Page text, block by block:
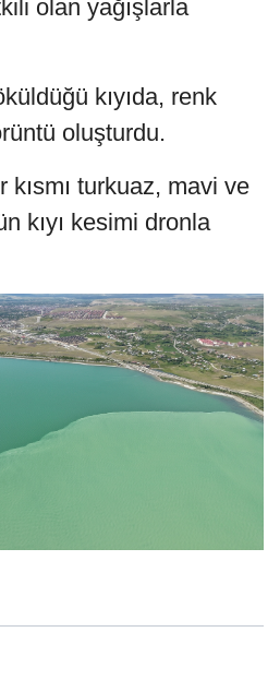
olan yağışlarla
kıyıda, renk
oluşturdu.
kısmı turkuaz, mavi ve
kıyı kesimi dronla